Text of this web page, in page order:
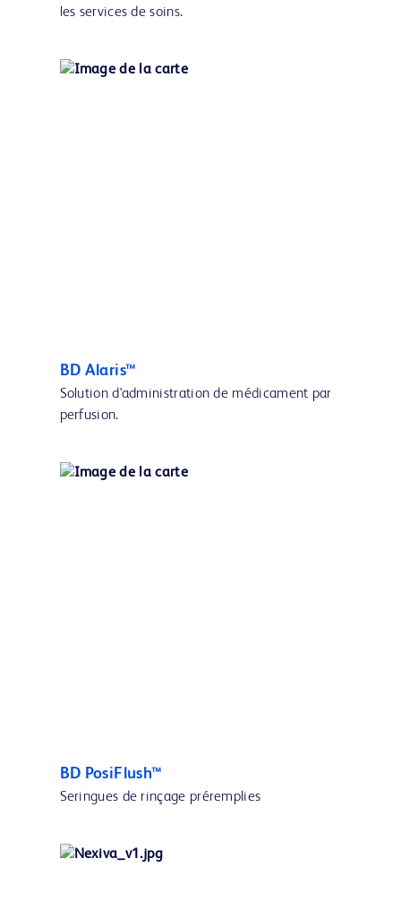
les services de soins.
BD Alaris™
Solution d'administration de médicament par
perfusion.
BD PosiFlush™
Seringues de rinçage préremplies